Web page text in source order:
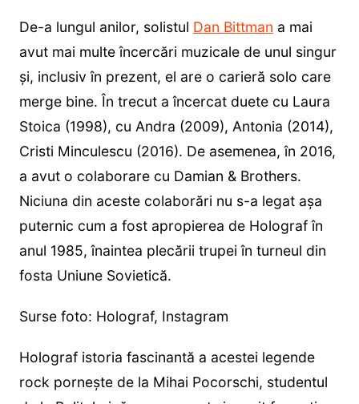
De-a lungul anilor, solistul Dan Bittman a mai
avut mai multe încercări muzicale de unul singur
și, inclusiv în prezent, el are o carieră solo care
merge bine. În trecut a încercat duete cu Laura
Stoica (1998), cu Andra (2009), Antonia (2014),
Cristi Minculescu (2016). De asemenea, în 2016,
a avut o colaborare cu Damian & Brothers.
Niciuna din aceste colaborări nu s-a legat așa
puternic cum a fost apropierea de Holograf în
anul 1985, înaintea plecării trupei în turneul din
fosta Uniune Sovietică.
Surse foto: Holograf, Instagram
Holograf istoria fascinantă a acestei legende
rock pornește de la Mihai Pocorschi, studentul